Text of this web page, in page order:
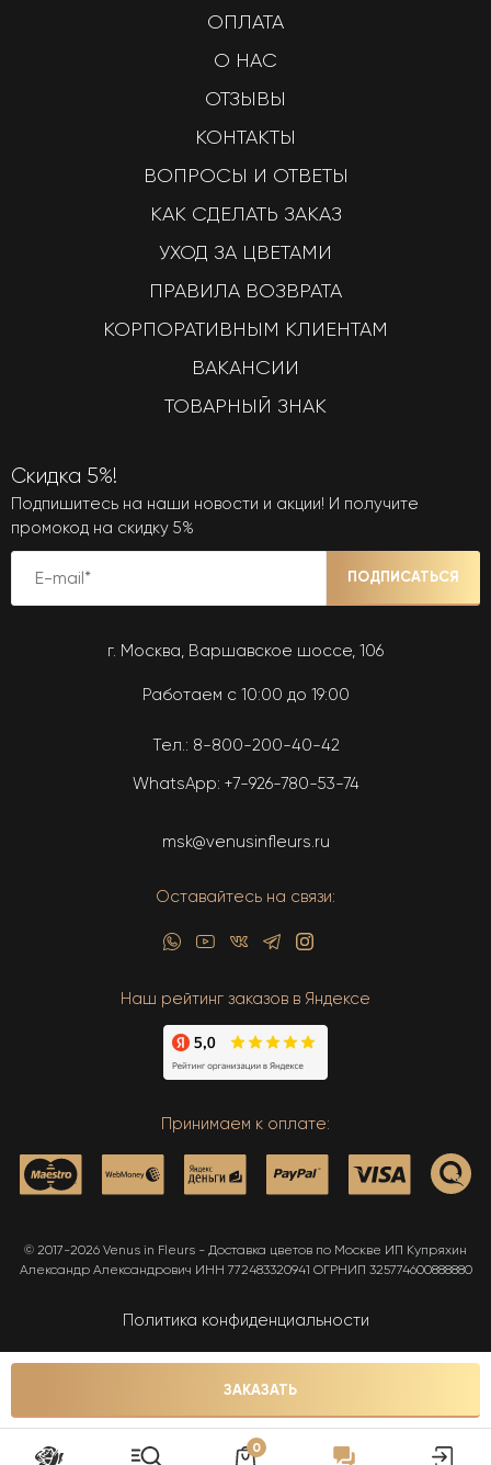
ЗАКАЗАТЬ
ОПЛАТА
О НАС
ОТЗЫВЫ
КОНТАКТЫ
ВОПРОСЫ И ОТВЕТЫ
КАК СДЕЛАТЬ ЗАКАЗ
УХОД ЗА ЦВЕТАМИ
ПРАВИЛА ВОЗВРАТА
КОРПОРАТИВНЫМ КЛИЕНТАМ
ВАКАНСИИ
ТОВАРНЫЙ ЗНАК
Скидка 5%!
Подпишитесь на наши новости и акции! И получите
промокод на скидку 5%
ПОДПИСАТЬСЯ
г. Москва, Варшавское шоссе, 106
Работаем с 10:00 до 19:00
Тел.: 8-800-200-40-42
WhatsApp: +7-926-780-53-74
msk@venusinfleurs.ru
Оставайтесь на связи:
Наш рейтинг заказов в Яндексе
Принимаем к оплате:
© 2017-2026 Venus in Fleurs - Доставка цветов по Москве ИП Купряхин
Александр Александрович ИНН 772483320941 ОГРНИП 325774600888880
Политика конфиденциальности
Карта сайта
0